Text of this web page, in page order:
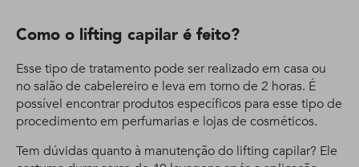
Como o lifting capilar é feito?
Esse tipo de tratamento pode ser realizado em casa ou
no salão de cabelereiro e leva em torno de 2 horas. É
possível encontrar produtos específicos para esse tipo de
procedimento em perfumarias e lojas de cosméticos.
Tem dúvidas quanto à manutenção do lifting capilar? Ele